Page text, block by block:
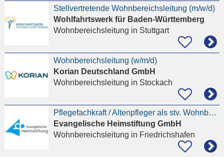
Stellvertretende Wohnbereichsleitung (m/w/d)
Wohlfahrtswerk für Baden-Württemberg
Wohnbereichsleitung in Stuttgart
Wohnbereichsleitung (w/m/d)
Korian Deutschland GmbH
Wohnbereichsleitung in Stockach
Pflegefachkraft / Altenpfleger als stv. Wohnbereichsleitung (m/w/d)
Evangelische Heimstiftung GmbH
Wohnbereichsleitung in Friedrichshafen